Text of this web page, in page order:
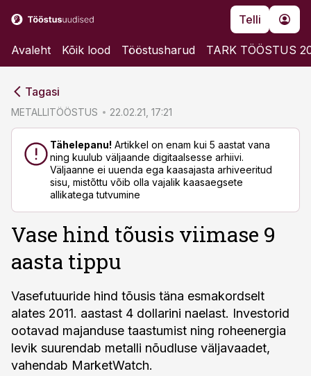
Telli
Avaleht Kõik lood Tööstusharud TARK TÖÖSTUS
Tagasi
METALLITÖÖSTUS 22.02.21, 17:21
Tähelepanu! Artikkel on enam kui 5 aastat vana
ning kuulub väljaande digitaalsesse arhiivi.
Väljaanne ei uuenda ega kaasajasta arhiveeritud
sisu, mistõttu võib olla vajalik kaasaegsete
allikatega tutvumine
Vase hind tõusis viimase 9
aasta tippu
Vasefutuuride hind tõusis täna esmakordselt
alates 2011. aastast 4 dollarini naelast. Investorid
ootavad majanduse taastumist ning roheenergia
levik suurendab metalli nõudluse väljavaadet,
vahendab MarketWatch.